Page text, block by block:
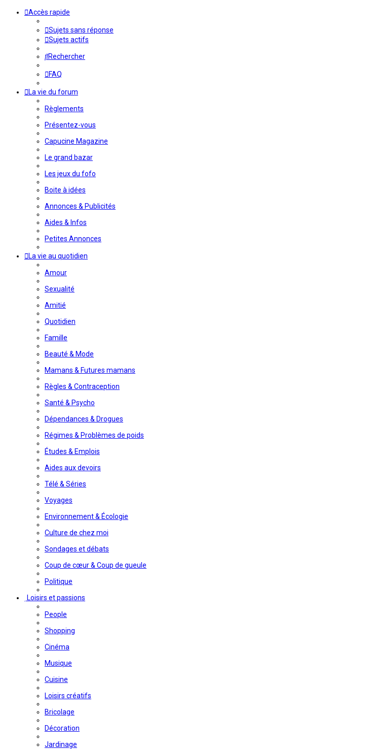
Accès rapide
Sujets sans réponse
Sujets actifs
Rechercher
FAQ
La vie du forum
Règlements
Présentez-vous
Capucine Magazine
Le grand bazar
Les jeux du fofo
Boite à idées
Annonces & Publicités
Aides & Infos
Petites Annonces
La vie au quotidien
Amour
Sexualité
Amitié
Quotidien
Famille
Beauté & Mode
Mamans & Futures mamans
Règles & Contraception
Santé & Psycho
Dépendances & Drogues
Régimes & Problèmes de poids
Études & Emplois
Aides aux devoirs
Télé & Séries
Voyages
Environnement & Écologie
Culture de chez moi
Sondages et débats
Coup de cœur & Coup de gueule
Politique
Loisirs et passions
People
Shopping
Cinéma
Musique
Cuisine
Loisirs créatifs
Bricolage
Décoration
Jardinage